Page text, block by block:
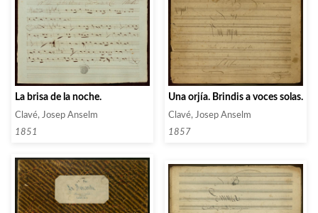
La brisa de la noche.
Clavé, Josep Anselm
1851
Una orjía. Brindis a voces solas.
Clavé, Josep Anselm
1857